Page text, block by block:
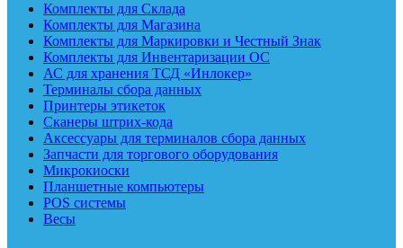
Комплекты для Склада
Комплекты для Магазина
Комплекты для Маркировки и Честный Знак
Комплекты для Инвентаризации ОС
АС для хранения ТСД «Инлокер»
Терминалы сбора данных
Принтеры этикеток
Сканеры штрих-кода
Аксессуары для терминалов сбора данных
Запчасти для торгового оборудования
Микрокиоски
Планшетные компьютеры
POS системы
Весы